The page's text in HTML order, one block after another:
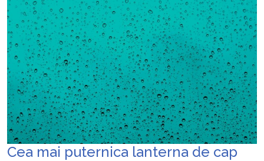
Cea mai puternica lanterna de cap